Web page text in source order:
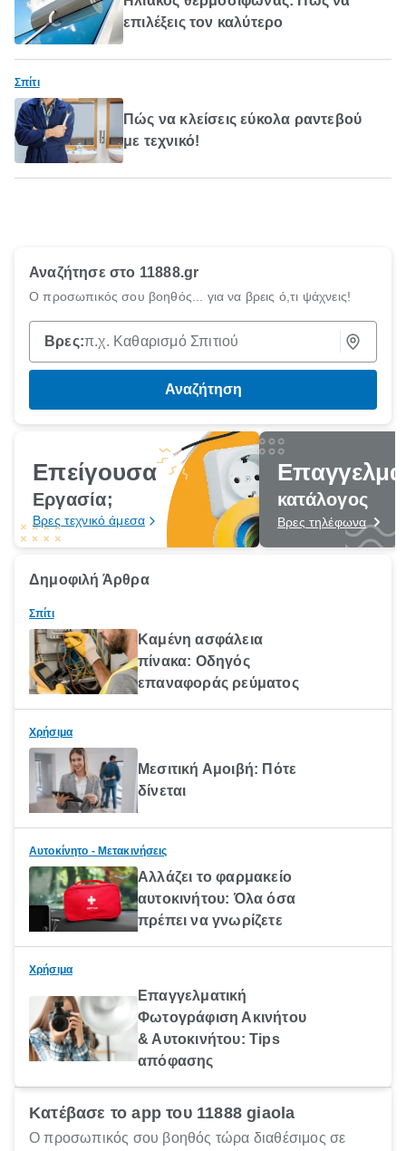
Αναζήτησε στο 11888.gr
Ο προσωπικός σου βοηθός... για να βρεις ό,τι ψάχνεις!
Βρες:π.χ. Καθαρισμό Σπιτιού
Αναζήτηση
Επείγουσα
Εργασία;
Βρες τεχνικό άμεσα
κατάλογος
Βρες τηλέφωνα
Δημοφιλή Άρθρα
Σπίτι
Καμένη ασφάλεια
πίνακα: Οδηγός
επαναφοράς ρεύματος
Χρήσιμα
Μεσιτική Αμοιβή: Πότε
δίνεται
Αυτοκίνητο - Μετακινήσεις
Αλλάζει το φαρμακείο
αυτοκινήτου: Όλα όσα
πρέπει να γνωρίζετε
Χρήσιμα
Επαγγελματική
Φωτογράφιση Ακινήτου
& Αυτοκινήτου: Tips
απόφασης
Κατέβασε το app του 11888 giaola
Ο προσωπικός σου βοηθός τώρα διαθέσιμος σε
επιλέξεις τον καλύτερο
Σπίτι
Πώς να κλείσεις εύκολα ραντεβού
με τεχνικό!